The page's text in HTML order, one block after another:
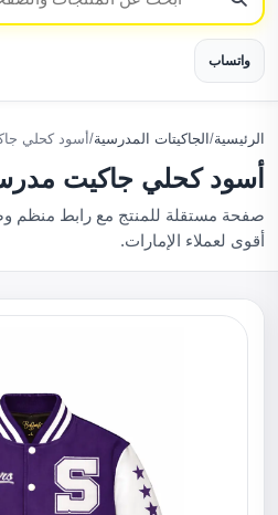
واتساب
الرئيسية/ الجاكيتات المدرسية/أسود كحلي
أسود كحلي جاكيت
صفحة مستقلة للمنتج مع رابط منظم
أقوى لعملاء الإمارات.